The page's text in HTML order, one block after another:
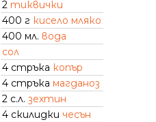
2 тиквички
400 г кисело мляко
400 мл. вода
сол
4 стръка копър
4 стръка магданоз
2 с.л. зехтин
4 скилидки чесън